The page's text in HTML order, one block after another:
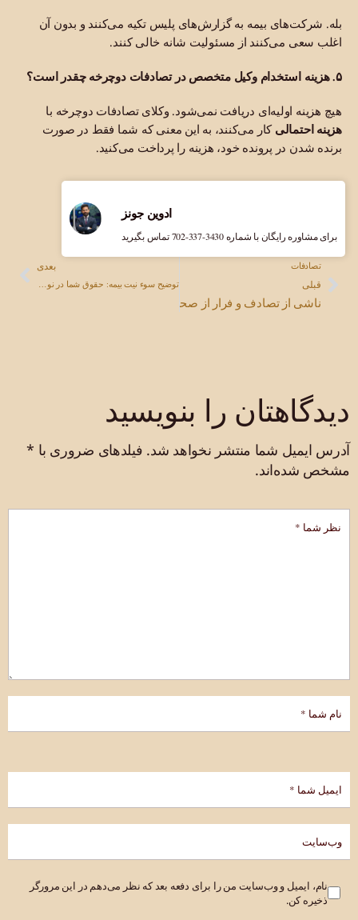
بله. شرکت‌های بیمه به گزارش‌های پلیس تکیه می‌کنند و بدون آن
اغلب سعی می‌کنند از مسئولیت شانه خالی کنند.
۵. هزینه استخدام وکیل متخصص در تصادفات دوچرخه چقدر است؟
هیچ هزینه اولیه‌ای دریافت نمی‌شود. وکلای تصادفات دوچرخه با
هزینه احتمالی کار می‌کنند، به این معنی که شما فقط در صورت
برنده شدن در پرونده خود، هزینه را پرداخت می‌کنید.
تصادفات
قبلی
ناشی از تصادف و فرار از صحنه: چه باید کرد، چگونه غرامت دریافت
بعدی
توضیح سوء نیت بیمه: حقوق شما در نوادا، کالیفرنیا و آریزونا
ادوین جونز
برای مشاوره رایگان با شماره ‎702-337-3430 تماس بگیرید
دیدگاهتان را بنویسید
آدرس ایمیل شما منتشر نخواهد شد. فیلدهای ضروری با *
مشخص شده‌اند.
نام، ایمیل و وب‌سایت من را برای دفعه بعد که نظر می‌دهم در این مرورگر
ذخیره کن.